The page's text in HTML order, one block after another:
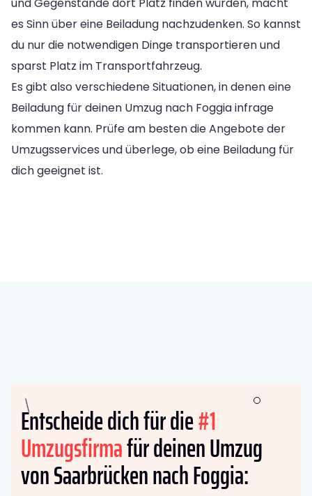
es Sinn über eine Beiladung nachzudenken. So kannst
du nur die notwendigen Dinge transportieren und
sparst Platz im Transportfahrzeug.
Es gibt also verschiedene Situationen, in denen eine
Beiladung für deinen Umzug nach Foggia infrage
kommen kann. Prüfe am besten die Angebote der
Umzugsservices und überlege, ob eine Beiladung für
dich geeignet ist.
Entscheide dich für die#1
Umzugsfirmafür deinen Umzug
von Saarbrücken nach Foggia: